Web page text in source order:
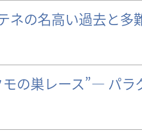
ネの名高い過去と多
モの巣レース”― パラ